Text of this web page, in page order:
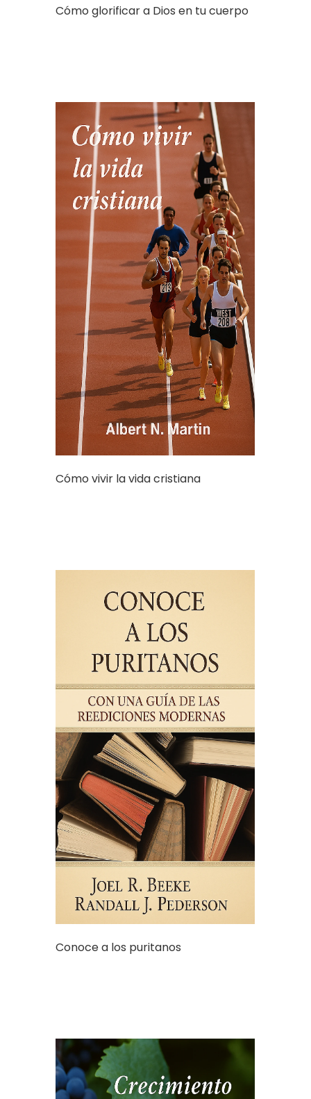
Cómo glorificar a Dios en tu cuerpo
Cómo vivir la vida cristiana
Conoce a los puritanos